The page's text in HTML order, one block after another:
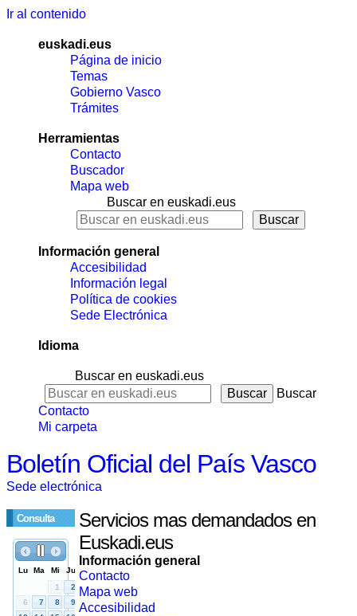
Ir al contenido
euskadi.eus
Página de inicio
Temas
Gobierno Vasco
Trámites
Herramientas
Contacto
Buscador
Mapa web
Buscar en euskadi.eus
Información general
Accesibilidad
Información legal
Política de cookies
Sede Electrónica
Idioma
Buscar en euskadi.eus
Buscar
Contacto
Mi carpeta
Boletín Oficial del País Vasco
Sede electrónica
Consulta
Servicios mas demandados en
Euskadi.eus
Información general
Contacto
Mapa web
Accesibilidad